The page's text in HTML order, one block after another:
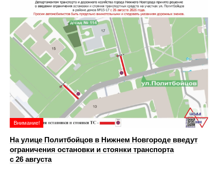
Внимание!
На улице Политбойцов в Нижнем Новгороде введут
ограничения остановки и стоянки транспорта
с 26 августа